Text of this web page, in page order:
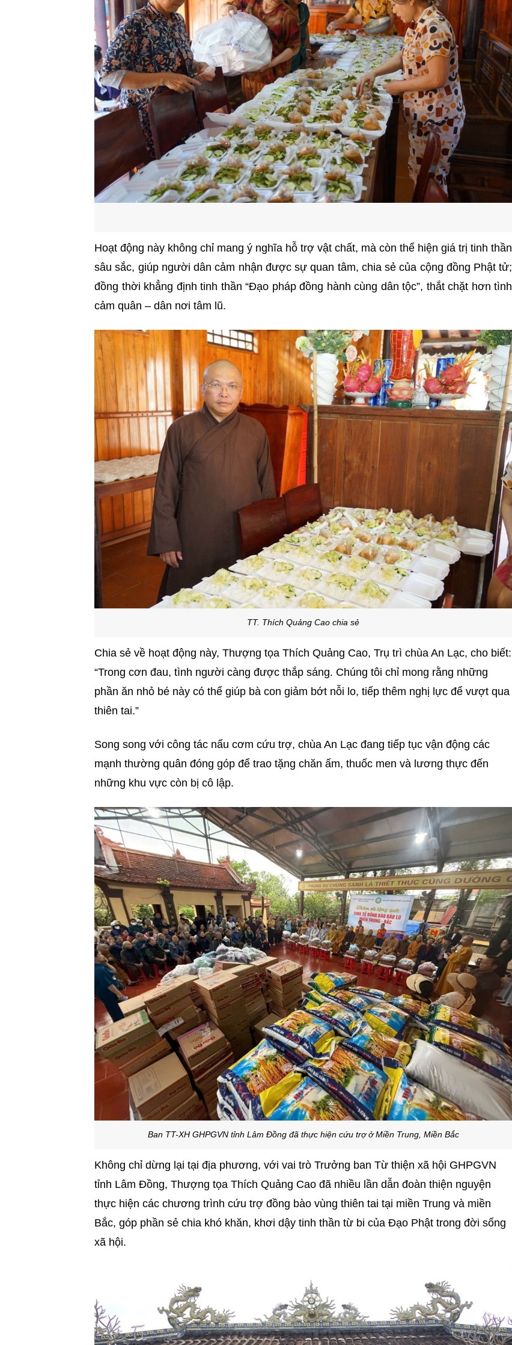
Hoạt động này không chỉ mang ý nghĩa hỗ trợ vật chất, mà còn thể hiện giá trị tinh thần
sâu sắc, giúp người dân cảm nhận được sự quan tâm, chia sẻ của cộng đồng Phật tử;
đồng thời khẳng định tinh thần “Đạo pháp đồng hành cùng dân tộc”, thắt chặt hơn tình
cảm quân – dân nơi tâm lũ.
TT. Thích Quảng Cao chia sẻ
Chia sẻ về hoạt động này, Thượng tọa Thích Quảng Cao, Trụ trì chùa An Lạc, cho biết:
“Trong cơn đau, tình người càng được thắp sáng. Chúng tôi chỉ mong rằng những
phần ăn nhỏ bé này có thể giúp bà con giảm bớt nỗi lo, tiếp thêm nghị lực để vượt qua
thiên tai.”
Song song với công tác nấu cơm cứu trợ, chùa An Lạc đang tiếp tục vận động các
mạnh thường quân đóng góp để trao tặng chăn ấm, thuốc men và lương thực đến
những khu vực còn bị cô lập.
Ban TT-XH GHPGVN tỉnh Lâm Đồng đã thực hiện cứu trợ ở Miền Trung, Miền Bắc
Không chỉ dừng lại tại địa phương, với vai trò Trưởng ban Từ thiện xã hội GHPGVN
tỉnh Lâm Đồng, Thượng tọa Thích Quảng Cao đã nhiều lần dẫn đoàn thiện nguyện
thực hiện các chương trình cứu trợ đồng bào vùng thiên tai tại miền Trung và miền
Bắc, góp phần sẻ chia khó khăn, khơi dậy tinh thần từ bi của Đạo Phật trong đời sống
xã hội.